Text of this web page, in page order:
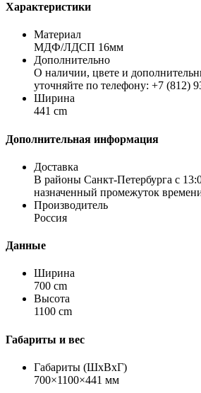
Характеристики
Материал
МДФ/ЛДСП 16мм
Дополнительно
О наличии, цвете и
уточняйте по телефону: +7 (812)
Ширина
441 cm
Дополнительная информация
Доставка
В районы Санкт-Петербурга с
назначенный промежуток
Производитель
Россия
Данные
Ширина
700 cm
Высота
1100 cm
Габариты и вес
Габариты (ШхВхГ)
700×1100×441 мм